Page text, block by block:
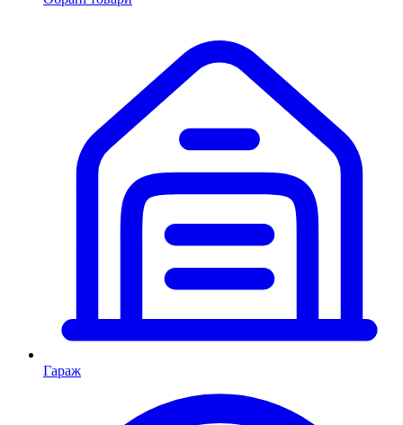
Гараж